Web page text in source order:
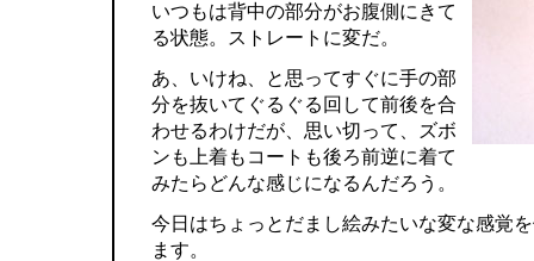
いつもは背中の部分がお腹側にきて
る状態。ストレートに変だ。
あ、いけね、と思ってすぐに手の部
分を抜いてぐるぐる回して前後を合
わせるわけだが、思い切って、ズボ
ンも上着もコートも後ろ前逆に着て
みたらどんな感じになるんだろう。
今日はちょっとだまし絵みたいな変な感覚
ます。